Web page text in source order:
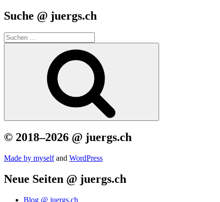
Suche @ juergs.ch
Suchen
nach:
© 2018–2026 @ juergs.ch
Made by mys­elfand Word­Press
Neue Seiten @ juergs.ch
Blog @ juergs.ch